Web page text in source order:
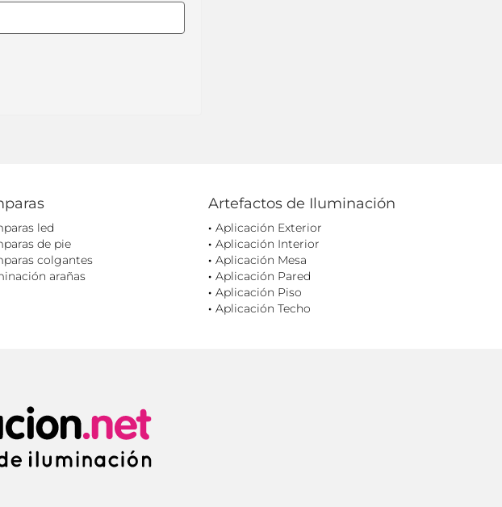
led
de pie
colgantes
arañas
Artefactos de Iluminación
Aplicación Exterior
Aplicación Interior
Aplicación Mesa
Aplicación Pared
Aplicación Piso
Aplicación Techo